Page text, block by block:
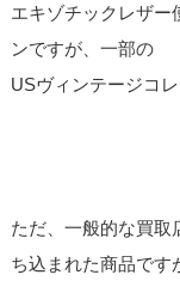
エキゾチックレザー
ンですが、一部の
USヴィンテージコ
ただ、一般的な買取
ち込まれた商品です